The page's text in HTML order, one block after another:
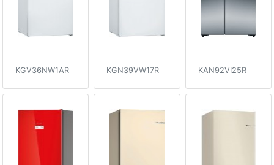
KGV36NW1AR KGN39VW17R KAN92VI25R